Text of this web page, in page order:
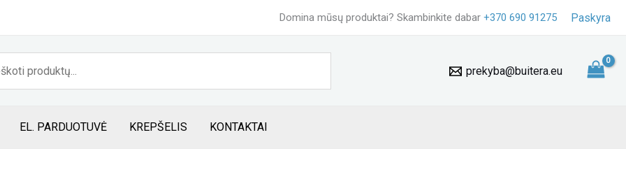
Domina mūsų produktai? Skambinkite dabar +370 690 91275 Paskyra
prekyba@buitera.eu
EL. PARDUOTUVĖ KREPŠELIS KONTAKTAI